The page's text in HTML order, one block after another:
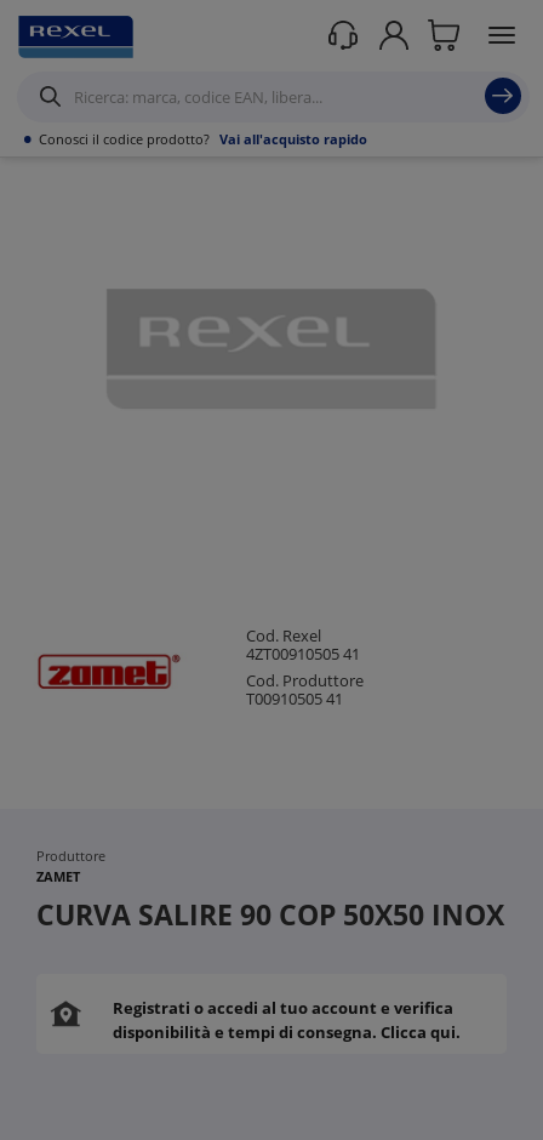
• Conosci il codice prodotto? Vai all'acquisto rapido
Prodotti /Canalizzazioni Canaline Passacavi Industriali in Metallo/Curve,
Derivazioni e accessori per Canale forato
Cod. Rexel
4ZT00910505 41
Cod. Produttore
T00910505 41
Produttore
ZAMET
CURVA SALIRE 90 COP 50X50 INOX
Registrati o accedi al tuo account e verifica
disponibilità e tempi di consegna. Clicca qui.